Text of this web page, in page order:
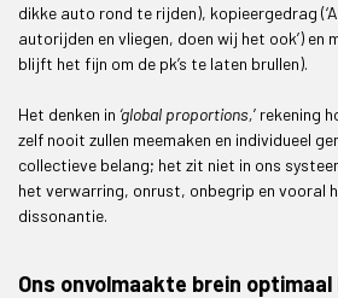
dikke auto rond te rijden), kopieergedrag
autorijden en vliegen, doen wij het ook’) en
blijft het fijn om de pk’s te laten brullen).
Het denken in ‘global proportions,’ rekening
zelf nooit zullen meemaken en individueel
collectieve belang; het zit niet in ons
het verwarring, onrust, onbegrip en vooral
dissonantie.
Ons onvolmaakte brein